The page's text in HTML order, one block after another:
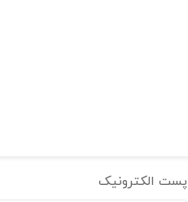
پست الکترونیک